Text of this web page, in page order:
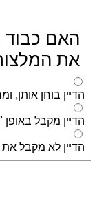
האם כבוד
את
הדיין בוחן אותן,
הדיין מקבל
הדיין לא מקבל